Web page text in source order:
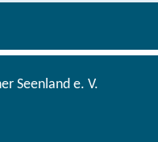
Seenland e. V.